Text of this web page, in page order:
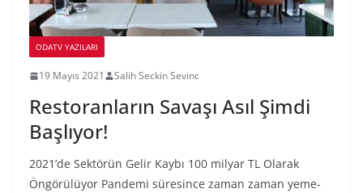
ODATV YAZILARI
19 Mayıs 2021 Salih Seckin Sevinc
Restoranların Savaşı Asıl Şimdi
Başlıyor!
2021’de Sektörün Gelir Kaybı 100 milyar TL Olarak
Öngörülüyor Pandemi süresince zaman zaman yeme-